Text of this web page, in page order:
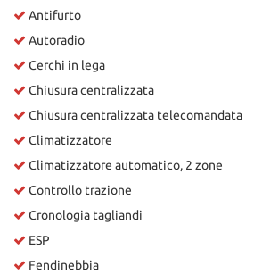
Antifurto
Autoradio
Cerchi in lega
Chiusura centralizzata
Chiusura centralizzata telecomandata
Climatizzatore
Climatizzatore automatico, 2 zone
Controllo trazione
Cronologia tagliandi
ESP
Fendinebbia